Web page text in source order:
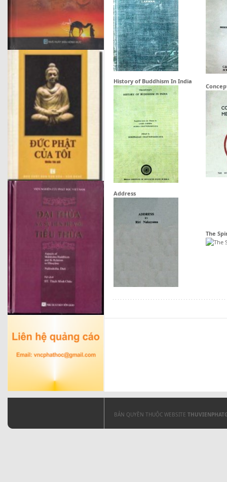
History of Buddhism In India
Address
The
BẢN QUYỀN THUỘC WEBSITE